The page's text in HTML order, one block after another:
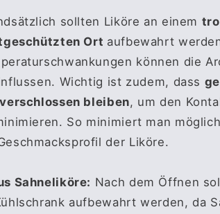
sollten Liköre an einem
Ort aufbewahrt
können die
Wichtig ist zudem, dass
bleiben, um den
So minimiert man
der Liköre.
Sahneliköre: Nach dem Öffnen
aufbewahrt werden, da